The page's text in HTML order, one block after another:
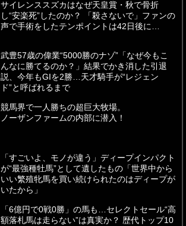
サイレンススズカはなぜ天皇賞・秋で骨折
し“安楽死”したのか？ 「殺さないで」ファンの
声で手術をしたテンポイントは42日後に…
武豊57歳の偉業“5000勝のナゾ”「なぜ今もこ
んなに勝てるのか？」結果でかき消した引退
説、今年もGIを2勝…天才騎手が“レジェン
ド”と呼ばれるまで
競馬界で一人勝ちの超巨大牧場。
ノーザンファームの内部に潜入！
「すごいよ、モノが違う」ディープインパクト
が“最強種牡馬”として遺したもの「世界中から
いい繁殖牝馬を買い続けられたのはディープが
いたから」
「6億円で0戦0勝」の馬も…セレクトセール“高
額落札馬は走らない”は真実か？ 歴代トップ10